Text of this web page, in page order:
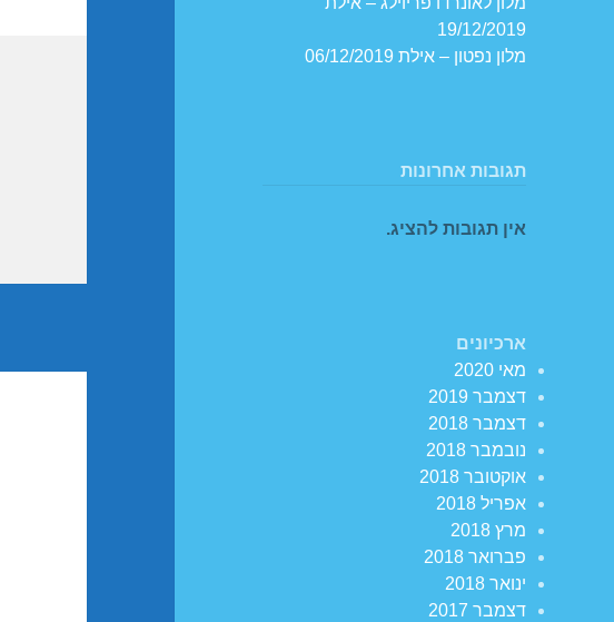
19/12/2019
מלון נפטון – אילת 06/12/2019
תגובות אחרונות
אין תגובות להציג.
ארכיונים
מאי 2020
דצמבר 2019
דצמבר 2018
נובמבר 2018
אוקטובר 2018
אפריל 2018
מרץ 2018
פברואר 2018
ינואר 2018
דצמבר 2017